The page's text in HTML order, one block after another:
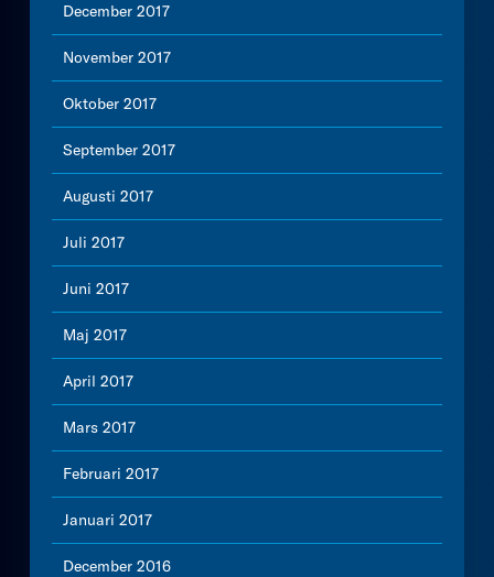
December 2017
November 2017
Oktober 2017
September 2017
Augusti 2017
Juli 2017
Juni 2017
Maj 2017
April 2017
Mars 2017
Februari 2017
Januari 2017
December 2016